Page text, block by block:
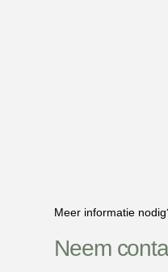
Meer informatie
Neem